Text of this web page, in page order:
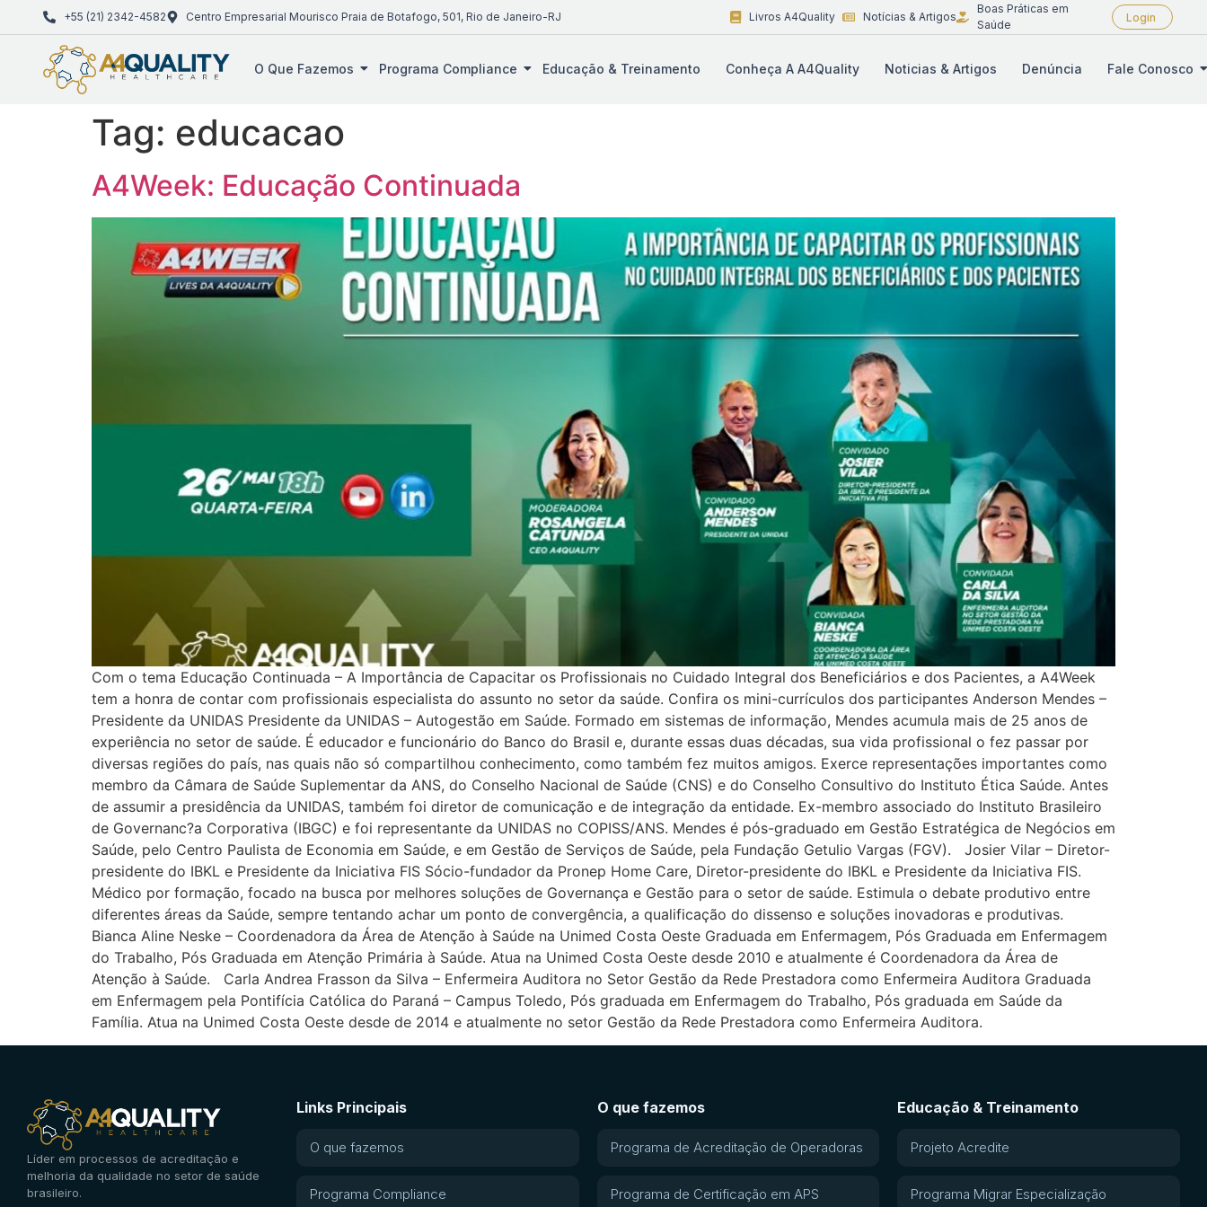
+55 (21) 2342-4582 Centro Empresarial Mourisco Praia de Botafogo, 501, Rio de Janeiro-RJ Livros A4Quality Notícias & Artigos
Boas Práticas em
Saúde
Login
O Que Fazemos Programa Compliance Educação & Treinamento Conheça A A4Quality Noticias & Artigos Denúncia Fale Conosco
Tag: educacao
A4Week: Educação Continuada
Com o tema Educação Continuada – A Importância de Capacitar os Profissionais no Cuidado Integral dos Beneficiários e dos Pacientes, a A4Week
tem a honra de contar com profissionais especialista do assunto no setor da saúde. Confira os mini-currículos dos participantes Anderson Mendes –
Presidente da UNIDAS Presidente da UNIDAS – Autogestão em Saúde. Formado em sistemas de informação, Mendes acumula mais de 25 anos de
experiência no setor de saúde. É educador e funcionário do Banco do Brasil e, durante essas duas décadas, sua vida profissional o fez passar por
diversas regiões do país, nas quais não só compartilhou conhecimento, como também fez muitos amigos. Exerce representações importantes como
membro da Câmara de Saúde Suplementar da ANS, do Conselho Nacional de Saúde (CNS) e do Conselho Consultivo do Instituto Ética Saúde. Antes
de assumir a presidência da UNIDAS, também foi diretor de comunicação e de integração da entidade. Ex-membro associado do Instituto Brasileiro
de Governanc?a Corporativa (IBGC) e foi representante da UNIDAS no COPISS/ANS. Mendes é pós-graduado em Gestão Estratégica de Negócios em
Saúde, pelo Centro Paulista de Economia em Saúde, e em Gestão de Serviços de Saúde, pela Fundação Getulio Vargas (FGV). Josier Vilar – Diretor-
presidente do IBKL e Presidente da Iniciativa FIS Sócio-fundador da Pronep Home Care, Diretor-presidente do IBKL e Presidente da Iniciativa FIS.
Médico por formação, focado na busca por melhores soluções de Governança e Gestão para o setor de saúde. Estimula o debate produtivo entre
diferentes áreas da Saúde, sempre tentando achar um ponto de convergência, a qualificação do dissenso e soluções inovadoras e produtivas.
Bianca Aline Neske – Coordenadora da Área de Atenção à Saúde na Unimed Costa Oeste Graduada em Enfermagem, Pós Graduada em Enfermagem
do Trabalho, Pós Graduada em Atenção Primária à Saúde. Atua na Unimed Costa Oeste desde 2010 e atualmente é Coordenadora da Área de
Atenção à Saúde. Carla Andrea Frasson da Silva – Enfermeira Auditora no Setor Gestão da Rede Prestadora como Enfermeira Auditora Graduada
em Enfermagem pela Pontifícia Católica do Paraná – Campus Toledo, Pós graduada em Enfermagem do Trabalho, Pós graduada em Saúde da
Família. Atua na Unimed Costa Oeste desde de 2014 e atualmente no setor Gestão da Rede Prestadora como Enfermeira Auditora.
Líder em processos de acreditação e
melhoria da qualidade no setor de saúde
brasileiro.
Links Principais
O que fazemos
Programa Compliance
O que fazemos
Programa de Acreditação de Operadoras
Programa de Certificação em APS
Educação & Treinamento
Projeto Acredite
Programa Migrar Especialização